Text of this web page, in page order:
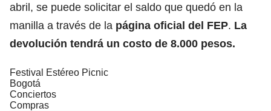
abril, se puede solicitar el saldo que quedó en la
manilla a través de la página oficial del FEP. La
devolución tendrá un costo de 8.000 pesos.
Festival Estéreo Picnic
Bogotá
Conciertos
Compras